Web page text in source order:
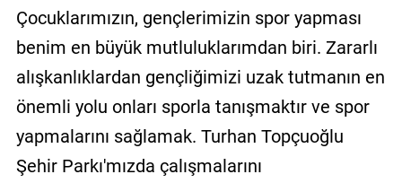
Çocuklarımızın, gençlerimizin spor yapması
benim en büyük mutluluklarımdan biri. Zararlı
alışkanlıklardan gençliğimizi uzak tutmanın en
önemli yolu onları sporla tanışmaktır ve spor
yapmalarını sağlamak. Turhan Topçuoğlu
Şehir Parkı'mızda çalışmalarını